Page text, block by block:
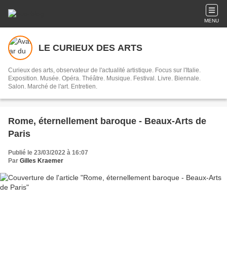
MENU
LE CURIEUX DES ARTS
Curieux des arts, observateur de l'actualité artistique. Focus sur l'Italie.
Exposition. Musée. Opéra. Théâtre. Musique. Festival. Livre. Biennale.
Salon. Marché de l'art. Entretien.
Rome, éternellement baroque - Beaux-Arts de
Paris
Publié le 23/03/2022 à 16:07
Par Gilles Kraemer